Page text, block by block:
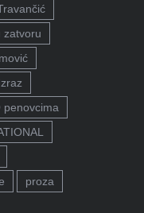
zatvoru
penovcima
proza